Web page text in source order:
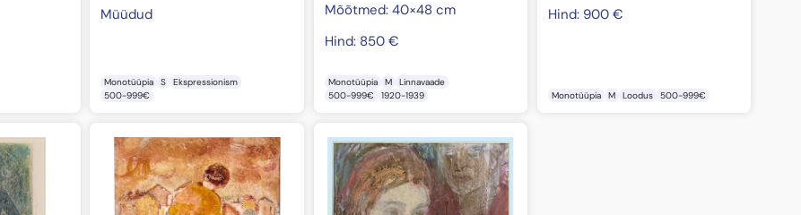
Müüdud
Monotüüpia S
Ekspressionism
500-999€
Mõõtmed: 40×48 cm
Hind: 850 €
Monotüüpia M
Linnavaade
500-999€
1920-1939
Hind: 900 €
Monotüüpia M Loodus 500-999€